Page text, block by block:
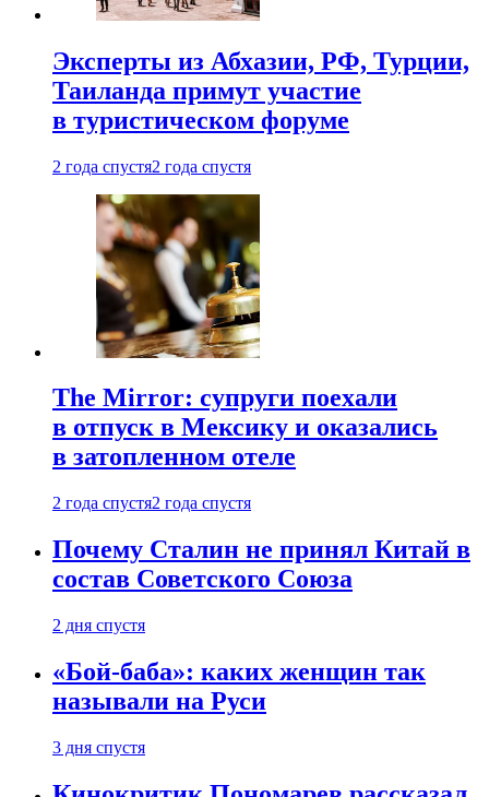
Эксперты из Абхазии, РФ, Турции,
Таиланда примут участие
в туристическом форуме
2 года спустя2 года спустя
The Mirror: супруги поехали
в отпуск в Мексику и оказались
в затопленном отеле
2 года спустя2 года спустя
Почему Сталин не принял Китай в
состав Советского Союза
2 дня спустя
«Бой-баба»: каких женщин так
называли на Руси
3 дня спустя